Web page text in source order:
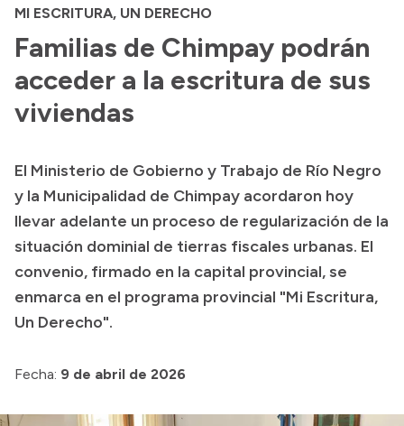
Autoridades
Delegaciones
Normativa
Presupuesto
Boletín Oficial
Compras y licitaciones
Consulta de expedientes
Consulta de pago a proveedores
Convocatorias
MI ESCRITURA, UN DERECHO
Familias de Chimpay podrán
acceder a la escritura de sus
viviendas
El Ministerio de Gobierno y Trabajo de Río Negro
y la Municipalidad de Chimpay acordaron hoy
llevar adelante un proceso de regularización de la
situación dominial de tierras fiscales urbanas. El
convenio, firmado en la capital provincial, se
enmarca en el programa provincial "Mi Escritura,
Un Derecho".
Fecha: 9 de abril de 2026